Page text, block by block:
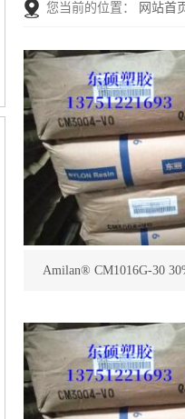
您当前的位置： 网站首
Amilan® CM1016G-30